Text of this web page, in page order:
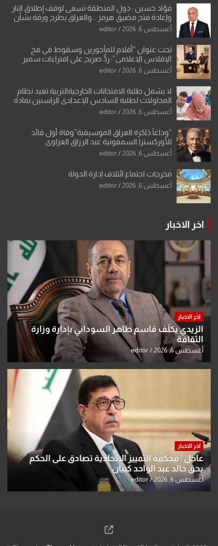
فؤاد حسين : دول المنطقة تسعى لوقف إطلاق النار
وإعادة فتح مضيق هرمز .. والعراق يطرح ورقة بشأن
تحولات القدس
أغسطس 6, 2026 editor
تحت عنوان “أقلام للمأجورين وسقوط في فخ
الإفلاس الإعلامي”: ردٌّ صريح على افتراءات سمير
الشكرجي
أغسطس 6, 2026 editor
لا يشمل طلبة الامتحانات الخارجيةالتربية تعيد نظام
المحاولات لطلبة السادس الإعدادي الراسبين بمادة
أو مادتين
أغسطس 6, 2026 editor
“وداعاً ذاكرة العراق الموسيقية”وفاة أول قائد
للأوركسترا السمفونية عبد الرزاق العزاوي
أغسطس 6, 2026 editor
مخرجات اجتماع ائتلاف إدارة الدولة
أغسطس 6, 2026 editor
اخر الاخبار
اخر الاخبار
الزيدي يكلّف قاسم طاهر السوداني بإدارة وزارة
الثقافة
أغسطس 6, 2026 editor
اخر الاخبار
عاجل | محكمة التمييز الاتحادية تصادق على الحكم
بحق خالد عبد الواحد كبيان
أغسطس 6, 2026 editor